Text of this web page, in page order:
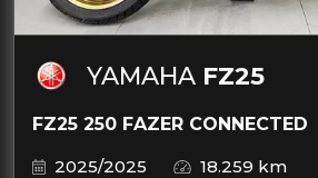
YAMAHA FZ25
FZ25 250 FAZER CONNECTED
2025/2025
18.259 km